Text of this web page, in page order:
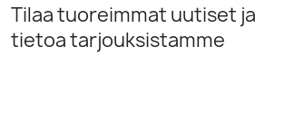
Tilaa tuoreimmat uutiset ja
tietoa tarjouksistamme